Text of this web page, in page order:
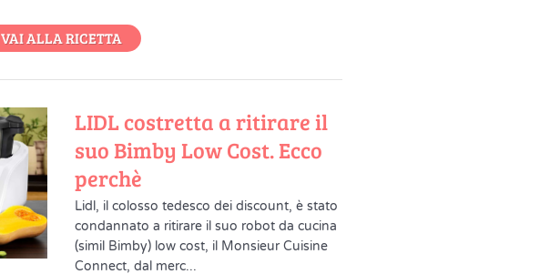
VAI ALLA RICETTA
LIDL costretta a ritirare il
suo Bimby Low Cost. Ecco
perchè
Lidl, il colosso tedesco dei discount, è stato
condannato a ritirare il suo robot da cucina
(simil Bimby) low cost, il Monsieur Cuisine
Connect, dal merc...